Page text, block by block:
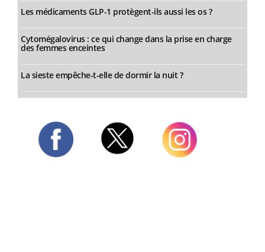
Les médicaments GLP-1 protègent-ils aussi les os ?
Cytomégalovirus : ce qui change dans la prise en charge
des femmes enceintes
La sieste empêche-t-elle de dormir la nuit ?